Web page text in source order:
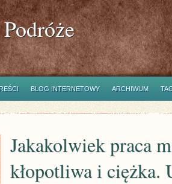
BLOG INTERNETOWY ARCHIWUM
Jakakolwiek praca
kłopotliwa i ciężka.